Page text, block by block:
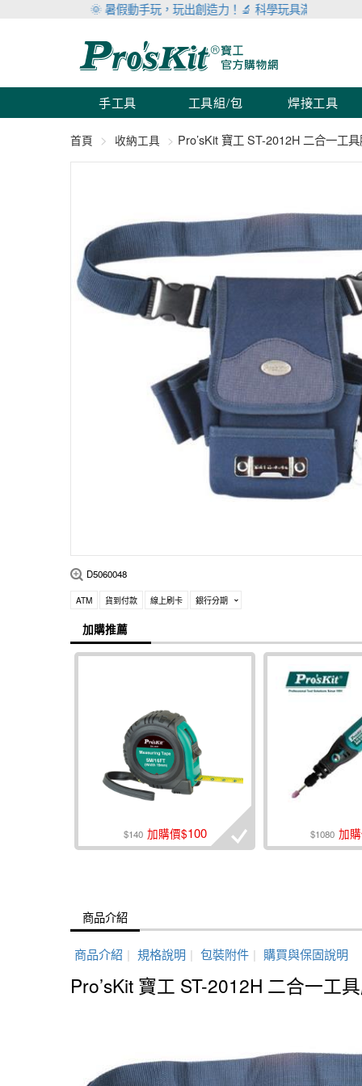
🌞 暑假動手玩，玩出創造力！🔬 科學玩具滿999折100 🛠
手工具 工具組/包 焊接工具
首頁 收納工具 Pro’sKit 寶工 ST-2012H 二合一工
D5060048
ATM 貨到付款 線上刷卡 銀行分期
加購推薦
$140 加購價$100 $1080 加
商品介紹
商品介紹 | 規格說明 | 包裝附件 | 購買與保固說明
Pro’sKit 寶工 ST-2012H 二合一工